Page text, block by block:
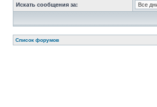
Искать сообщения за:
Список форумов